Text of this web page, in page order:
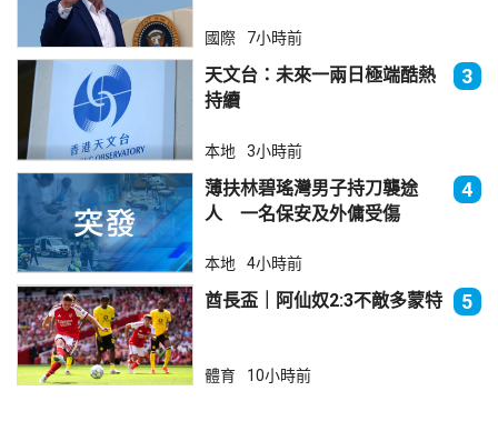
國際 7小時前
天文台：未來一兩日極端酷熱
持續
3
本地 3小時前
薄扶林碧瑤灣男子持刀襲途
人 一名保安及外傭受傷
4
本地 4小時前
酋長盃｜阿仙奴2:3不敵多蒙特 5
體育 10小時前